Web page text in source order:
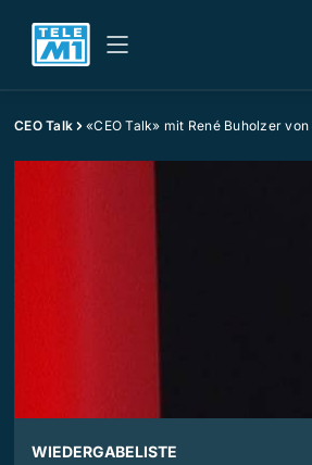
CEO Talk «CEO Talk» mit René Buholzer
WIEDERGABELISTE